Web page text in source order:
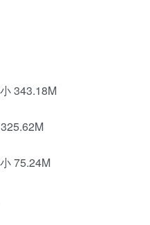
343.18M
75.24M